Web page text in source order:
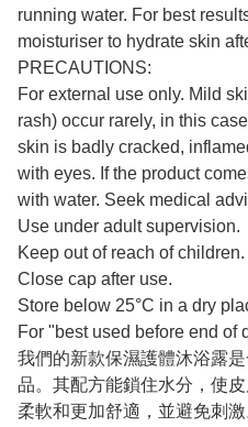
running water. For best
moisturiser to hydrate skin
PRECAUTIONS:
For external use only. Mild
rash) occur rarely, in this
skin is badly cracked,
with eyes. If the product
with water. Seek medical
Use under adult supervision.
Keep out of reach of children.
Close cap after use.
Store below 25°C in a dry
For "best used before end of
我們的新款保濕護體沐浴露
品。其配方能鎖住水分，使
柔軟和更加舒適，並避免刺激